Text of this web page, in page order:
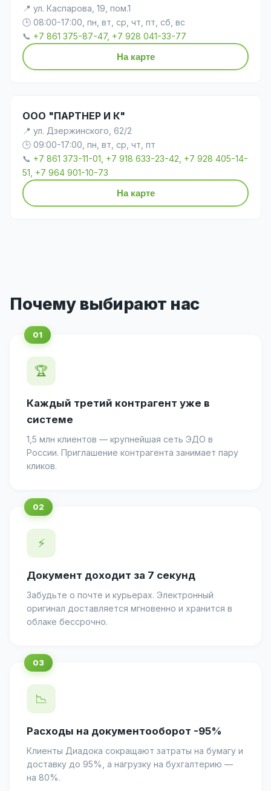
📍 ул. Каспарова, 19, пом.1
🕒 08:00-17:00, пн, вт, ср, чт, пт, сб, вс
📞 +7 861 375-87-47, +7 928 041-33-77
На карте
ООО "ПАРТНЕР И К"
📍 ул. Дзержинского, 62/2
🕒 09:00-17:00, пн, вт, ср, чт, пт
📞 +7 861 373-11-01, +7 918 633-23-42, +7 928 405-14-
51, +7 964 901-10-73
На карте
Почему выбирают нас
🏆
Каждый третий контрагент уже в
системе
1,5 млн клиентов — крупнейшая сеть ЭДО в
России. Приглашение контрагента занимает пару
кликов.
⚡
Документ доходит за 7 секунд
Забудьте о почте и курьерах. Электронный
оригинал доставляется мгновенно и хранится в
облаке бессрочно.
📉
Расходы на документооборот -95%
Клиенты Диадока сокращают затраты на бумагу и
доставку до 95%, а нагрузку на бухгалтерию —
на 80%.